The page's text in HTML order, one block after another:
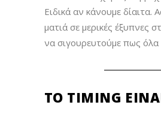
Ειδικά αν κάνουμε δίαιτα.
ματιά σε μερικές έξυπνες
να σιγουρευτούμε πως
ΤΟ TIMING